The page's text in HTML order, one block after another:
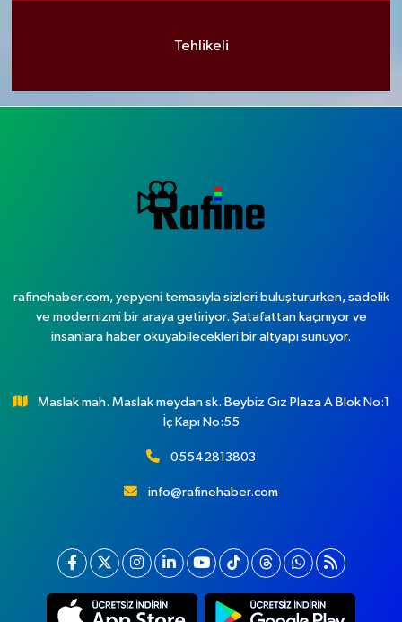
Tehlikeli
rafinehaber.com, yepyeni temasıyla sizleri buluştururken, sadelik
ve modernizmi bir araya getiriyor. Şatafattan kaçınıyor ve
insanlara haber okuyabilecekleri bir altyapı sunuyor.
Maslak mah. Maslak meydan sk. Beybiz Gız Plaza A Blok No:1
İç Kapı No:55
05542813803
info@rafinehaber.com